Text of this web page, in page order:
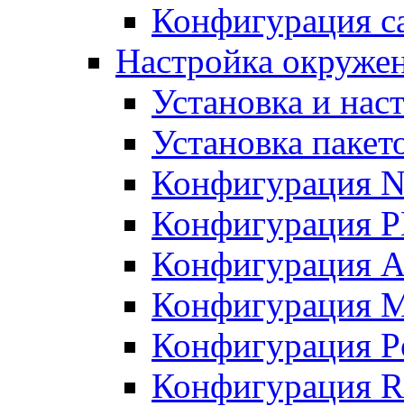
Конфигурация
Настройка
Установка и
Установка
Конфигурация
Конфигурация
Конфигурация
Конфигурация
Конфигурация
Конфигурация